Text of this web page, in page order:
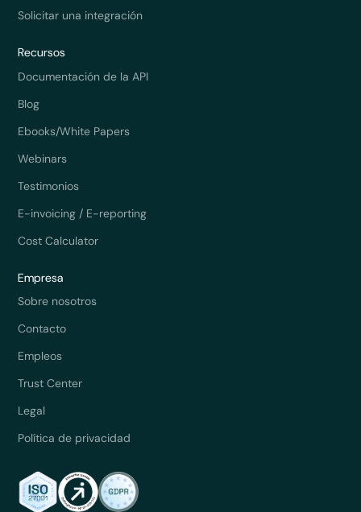
Solicitar una integración
Recursos
Documentación de la API
Blog
Ebooks/White Papers
Webinars
Testimonios
E-invoicing / E-reporting
Cost Calculator
Empresa
Sobre nosotros
Contacto
Empleos
Trust Center
Legal
Política de privacidad